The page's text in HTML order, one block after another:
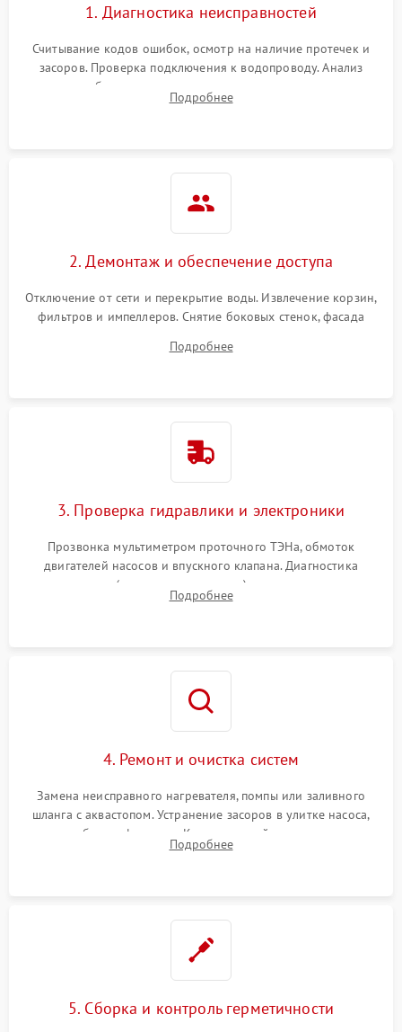
1. Диагностика неисправностей
Считывание кодов ошибок, осмотр на наличие протечек и
засоров. Проверка подключения к водопроводу. Анализ
жалоб на отсутствие слива, нагрева, вращения
разбрызгивателей или срабатывание системы защиты
Подробнее
2. Демонтаж и обеспечение доступа
Отключение от сети и перекрытие воды. Извлечение корзин,
фильтров и импеллеров. Снятие боковых стенок, фасада
циркуляционному насосу, ТЭНу и сливной помпе.
Подробнее
3. Проверка гидравлики и электроники
Прозвонка мультиметром проточного ТЭНа, обмоток
двигателей насосов и впускного клапана. Диагностика
прессостата (датчика уровня воды), датчика мутности,
концевика дверцы и электронного модуля управления.
Подробнее
4. Ремонт и очистка систем
Замена неисправного нагревателя, помпы или заливного
шланга с аквастопом. Устранение засоров в улитке насоса,
патрубках и фильтрах. Компонентный ремонт платы
управления, восстановление поврежденной проводки.
Подробнее
5. Сборка и контроль герметичности